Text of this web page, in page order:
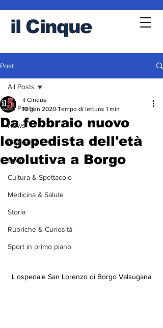
il Cinque
Post
All Posts
News
Cronache
Sport
Cultura & Spettacolo
Medicina & Salute
Storia
Rubriche & Curiosità
Sport in primo piano
All Posts
Da febbraio nuovo
logopedista dell'età
evolutiva a Borgo
il Cinque
19 gen 2020 Tempo di lettura: 1 min
L'ospedale San Lorenzo di Borgo Valsugana